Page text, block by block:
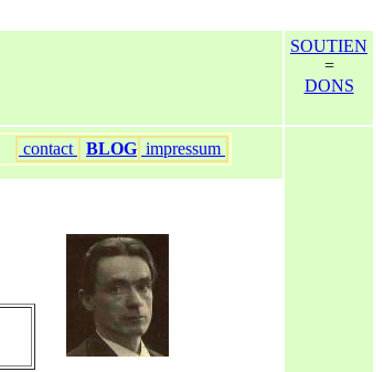
SOUTIEN
=
DONS
contact BLOG impressum